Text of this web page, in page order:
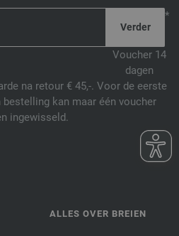
*
Voucher 14
dagen
na retour € 45,-. Voor de eerste
kan maar één voucher
ingewisseld.
ALLES OVER BREIEN